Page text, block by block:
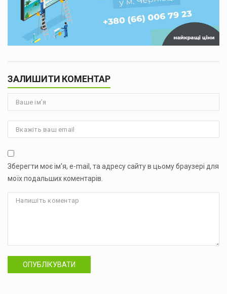
ЗАЛИШИТИ КОМЕНТАР
Зберегти моє ім'я, e-mail, та адресу сайту в цьому браузері для
моїх подальших коментарів.
ОПУБЛІКУВАТИ